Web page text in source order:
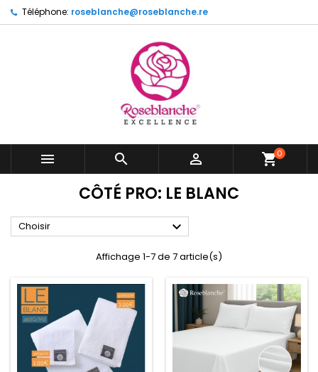
Téléphone: roseblanche@roseblanche.re
   shopping_cart0
CÔTÉ PRO: LE BLANC
Choisir 
Affichage 1-7 de 7 article(s)